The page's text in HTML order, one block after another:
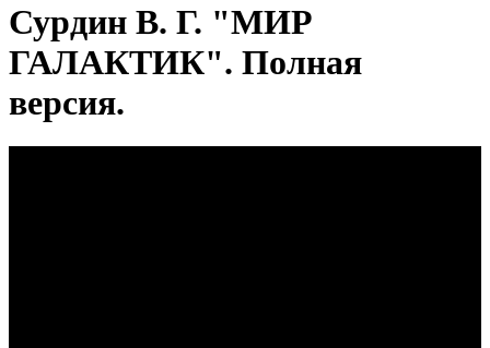
Сурдин В. Г. "МИР
ГАЛАКТИК". Полная
версия.